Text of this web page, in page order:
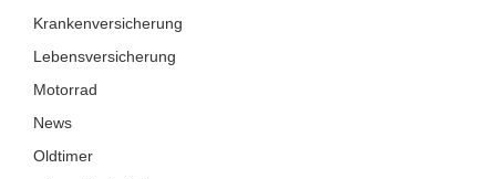
Krankenversicherung
Lebensversicherung
Motorrad
News
Oldtimer